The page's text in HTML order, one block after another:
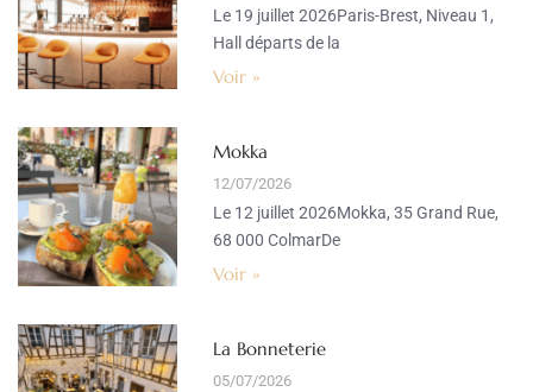
Le 19 juillet 2026Paris-Brest, Niveau 1,
Hall départs de la
Voir »
Mokka
12/07/2026
Le 12 juillet 2026Mokka, 35 Grand Rue,
68 000 ColmarDe
Voir »
La Bonneterie
05/07/2026